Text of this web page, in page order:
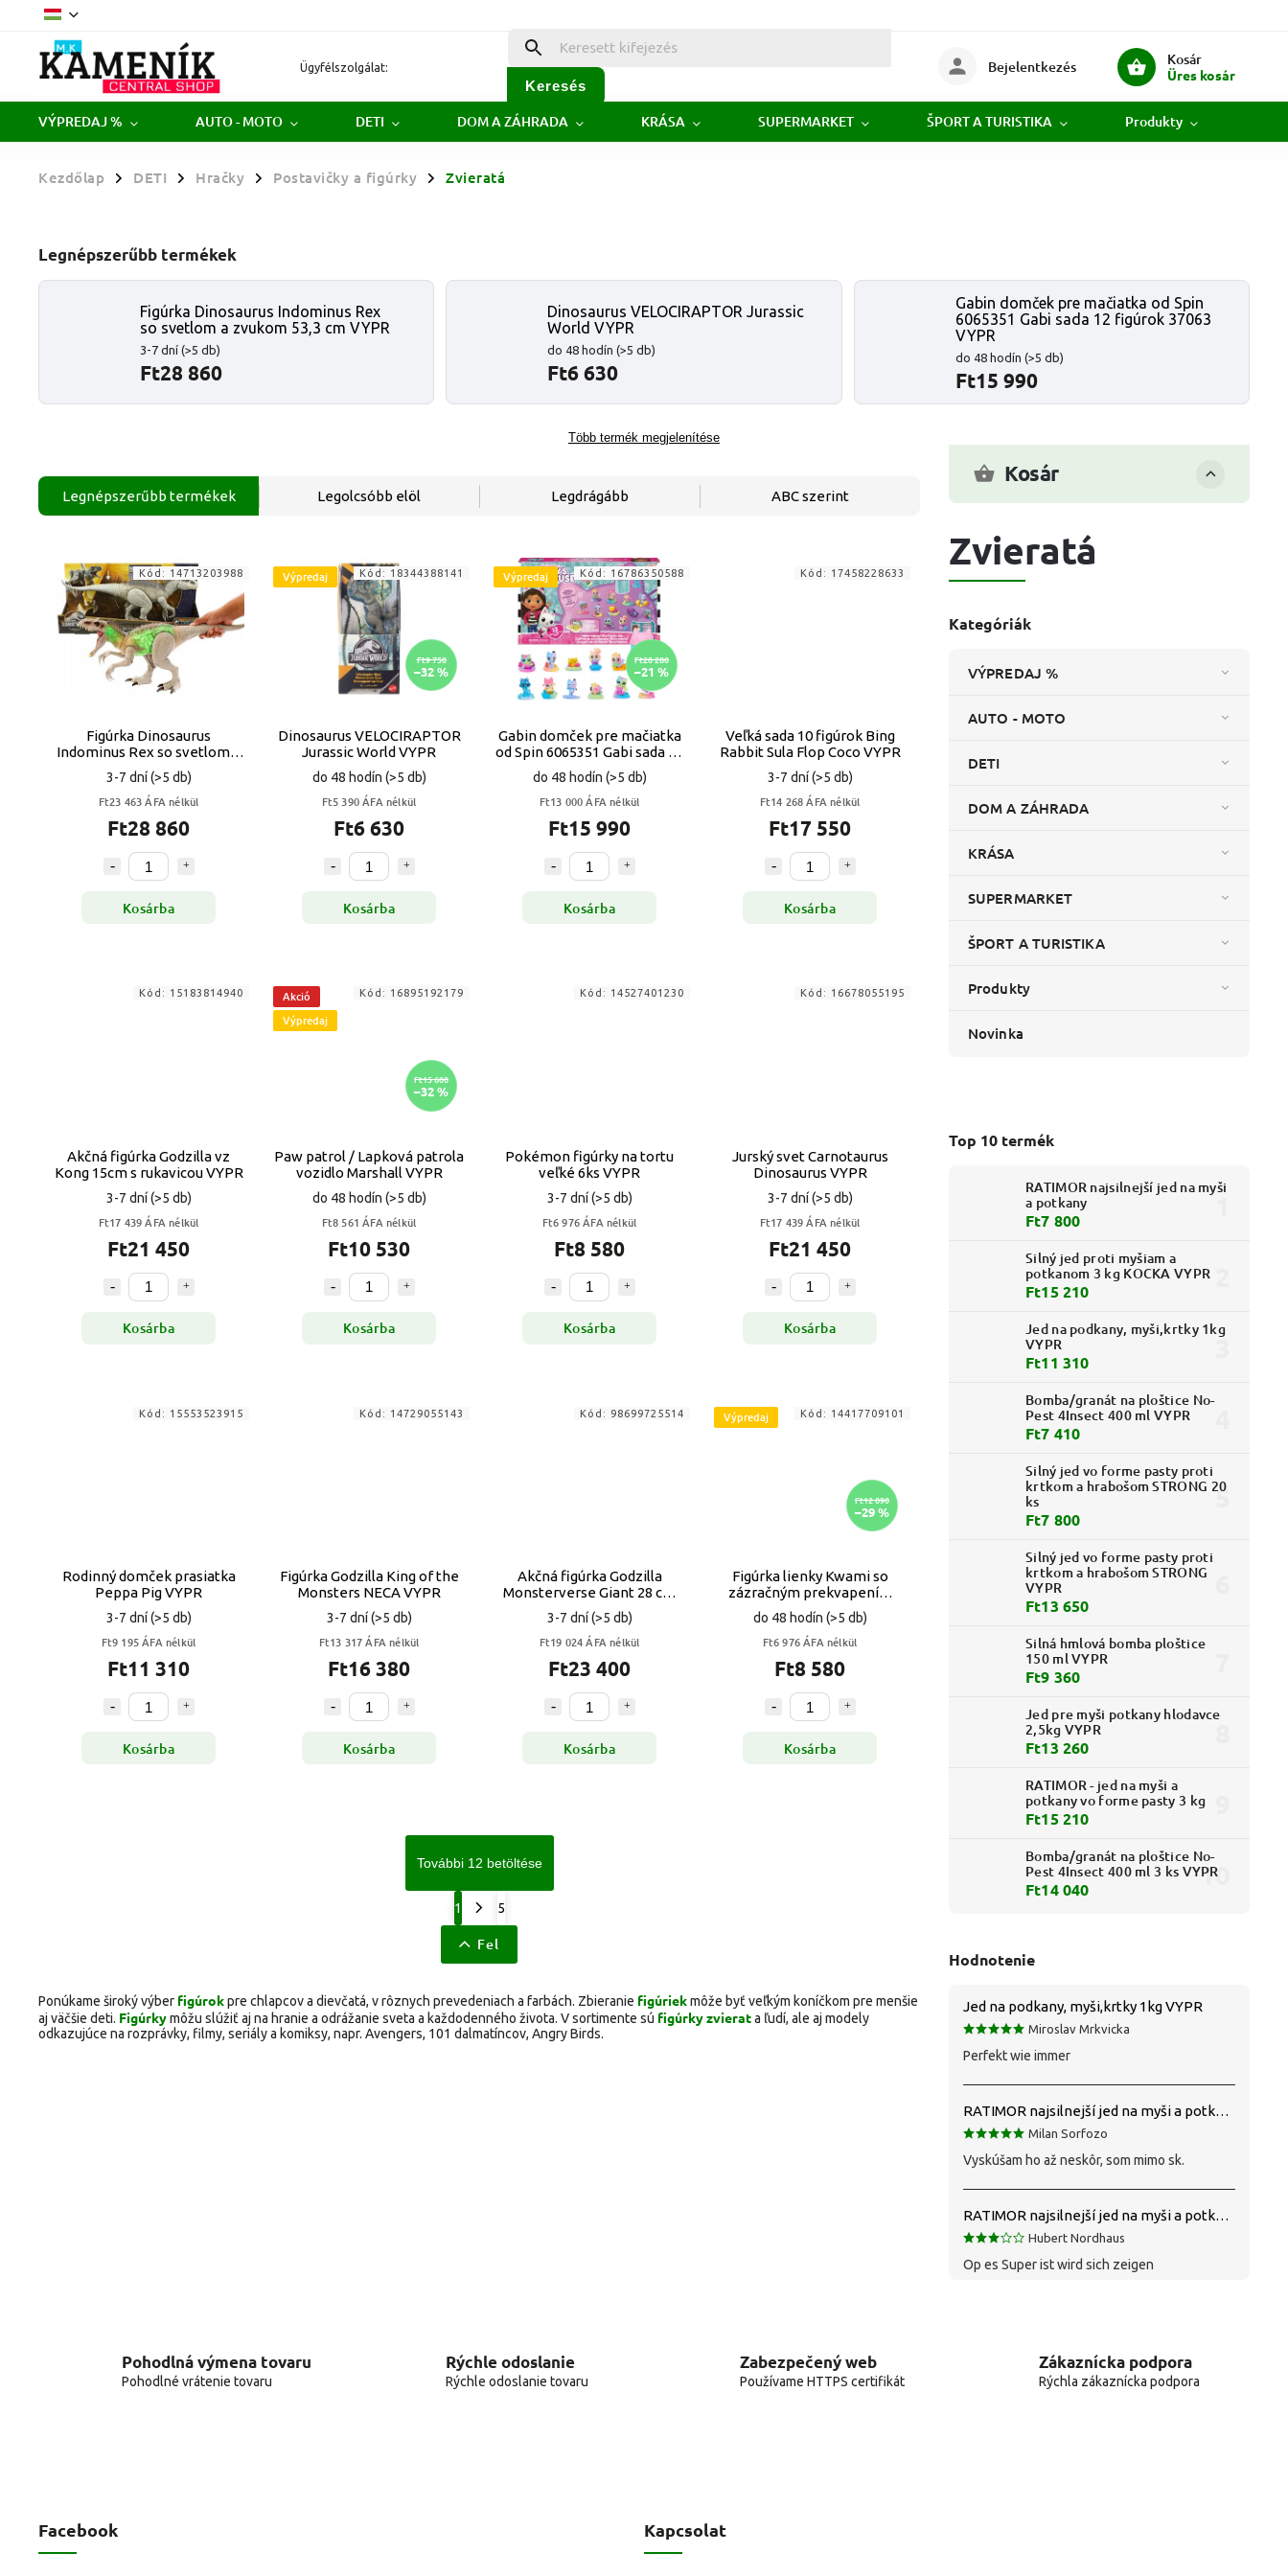
Ügyfélszolgálat:
Keresés
Kosár
Üres kosár
Bejelentkezés
VÝPREDAJ % AUTO - MOTO DETI DOM A ZÁHRADA KRÁSA SUPERMARKET ŠPORT A TURISTIKA Produkty
Kezdőlap / DETI / Hračky / Postavičky a figúrky / Zvieratá
Legnépszerűbb termékek
Figúrka Dinosaurus Indominus Rex
so svetlom a zvukom 53,3 cm VYPR
3-7 dní (>5 db)
Ft28 860
Dinosaurus VELOCIRAPTOR Jurassic
World VYPR
do 48 hodín(>5 db)
Ft6 630
Gabin domček pre mačiatka od Spin
6065351 Gabi sada 12 figúrok 37063
VYPR
do 48 hodín (>5 db)
Ft15 990
Több termék megjelenítése
Kosár
Zvieratá
Kategóriák
VÝPREDAJ %
AUTO - MOTO
DETI
DOM A ZÁHRADA
KRÁSA
SUPERMARKET
ŠPORT A TURISTIKA
Produkty
Novinka
Top 10 termék
RATIMOR najsilnejší jed na myši
a potkany
Ft7 800
Silný jed proti myšiam a
potkanom 3 kg KOCKA VYPR
Ft15 210
Jed na podkany, myši,krtky 1kg
VYPR
Ft11 310
Bomba/granát na ploštice No-
Pest 4Insect 400 ml VYPR
Ft7 410
Silný jed vo forme pasty proti
krtkom a hrabošom STRONG 20
ks
Ft7 800
Silný jed vo forme pasty proti
krtkom a hrabošom STRONG
VYPR
Ft13 650
Silná hmlová bomba ploštice
150 ml VYPR
Ft9 360
Jed pre myši potkany hlodavce
2,5kg VYPR
Ft13 260
RATIMOR - jed na myši a
potkany vo forme pasty 3 kg
Ft15 210
Bomba/granát na ploštice No-
Pest 4Insect 400 ml 3 ks VYPR
Ft14 040
Hodnotenie
Jed na podkany, myši,krtky 1kg VYPR
Miroslav Mrkvicka
Perfekt wie immer
RATIMOR najsilnejší jed na myši a potkany
Milan Sorfozo
Vyskúšam ho až neskôr, som mimo sk.
RATIMOR najsilnejší jed na myši a potkany
Hubert Nordhaus
Op es Super ist wird sich zeigen
Legnépszerűbb termékek Legolcsóbb elöl Legdrágább ABC szerint
Figúrka Dinosaurus
Indominus Rex so svetlom a
zvukom 53,3 cm VYPR
3-7 dní(>5 db)
Ft23 463 ÁFA nélkül
Ft28 860
Kosárba
Kód: 14713203988 Výpredaj
Ft9 750
–32 %
Dinosaurus VELOCIRAPTOR
Jurassic World VYPR
do 48 hodín (>5 db)
Ft5 390 ÁFA nélkül
Ft6 630
Kosárba
Kód: 18344388141 Výpredaj
Ft20 280
–21 %
Gabin domček pre mačiatka
od Spin 6065351 Gabi sada 12
figúrok 37063 VYPR
do 48 hodín (>5 db)
Ft13 000 ÁFA nélkül
Ft15 990
Kosárba
Kód: 16786350588
Veľká sada 10 figúrok Bing
Rabbit Sula Flop Coco VYPR
3-7 dní(>5 db)
Ft14 268 ÁFA nélkül
Ft17 550
Kosárba
Kód: 17458228633
Akčná figúrka Godzilla vz
Kong 15cm s rukavicou VYPR
3-7 dní(>5 db)
Ft17 439 ÁFA nélkül
Ft21 450
Kosárba
Kód: 15183814940
Akció
Výpredaj
Ft15 600
–32 %
Paw patrol / Lapková patrola
vozidlo Marshall VYPR
do 48 hodín (>5 db)
Ft8 561 ÁFA nélkül
Ft10 530
Kosárba
Kód: 16895192179
Pokémon figúrky na tortu
veľké 6ks VYPR
3-7 dní(>5 db)
Ft6 976 ÁFA nélkül
Ft8 580
Kosárba
Kód: 14527401230
Jurský svet Carnotaurus
Dinosaurus VYPR
3-7 dní(>5 db)
Ft17 439 ÁFA nélkül
Ft21 450
Kosárba
Kód: 16678055195
Rodinný domček prasiatka
Peppa Pig VYPR
3-7 dní(>5 db)
Ft9 195 ÁFA nélkül
Ft11 310
Kosárba
Kód: 15553523915
Figúrka Godzilla King of the
Monsters NECA VYPR
3-7 dní(>5 db)
Ft13 317 ÁFA nélkül
Ft16 380
Kosárba
Kód: 14729055143
Akčná figúrka Godzilla
Monsterverse Giant 28 cm
pohyblivá
3-7 dní(>5 db)
Ft19 024 ÁFA nélkül
Ft23 400
Kosárba
Kód: 98699725514 Výpredaj
Ft12 090
–29 %
Figúrka lienky Kwami so
zázračným prekvapením
VYPR
do 48 hodín (>5 db)
Ft6 976 ÁFA nélkül
Ft8 580
Kosárba
Kód: 14417709101
További 12 betöltése
1 5
Fel
Ponúkame široký výber figúrokpre chlapcov a dievčatá, v rôznych prevedeniach a farbách. Zbieranie figúriekmôže byť veľkým koníčkom pre menšie
aj väčšie deti. Figúrkymôžu slúžiť aj na hranie a odrážanie sveta a každodenného života. V sortimente sú figúrky zvierata ľudí, ale aj modely
odkazujúce na rozprávky, filmy, seriály a komiksy, napr. Avengers, 101 dalmatíncov, Angry Birds.
Pohodlná výmena tovaru
Pohodlné vrátenie tovaru
Rýchle odoslanie
Rýchle odoslanie tovaru
Zabezpečený web
Používame HTTPS certifikát
Zákaznícka podpora
Rýchla zákaznícka podpora
Facebook Kapcsolat